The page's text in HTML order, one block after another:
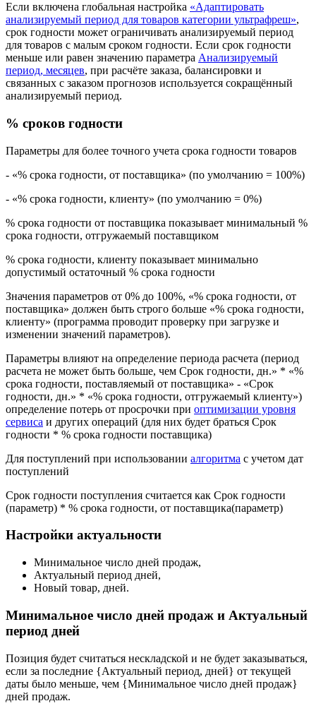
Если включена глобальная настройка «Адаптировать
анализируемый период для товаров категории ультрафреш»,
срок годности может ограничивать анализируемый период
для товаров с малым сроком годности. Если срок годности
меньше или равен значению параметра Анализируемый
период, месяцев, при расчёте заказа, балансировки и
связанных с заказом прогнозов используется сокращённый
анализируемый период.
% сроков годности
Параметры для более точного учета срока годности товаров
- «% срока годности, от поставщика» (по умолчанию = 100%)
- «% срока годности, клиенту» (по умолчанию = 0%)
% срока годности от поставщика показывает минимальный %
срока годности, отгружаемый поставщиком
% срока годности, клиенту показывает минимально
допустимый остаточный % срока годности
Значения параметров от 0% до 100%, «% срока годности, от
поставщика» должен быть строго больше «% срока годности,
клиенту» (программа проводит проверку при загрузке и
изменении значений параметров).
Параметры влияют на определение периода расчета (период
расчета не может быть больше, чем Срок годности, дн.» * «%
срока годности, поставляемый от поставщика» - «Срок
годности, дн.» * «% срока годности, отгружаемый клиенту»)
определение потерь от просрочки при оптимизации уровня
сервиса и других операций (для них будет браться Срок
годности * % срока годности поставщика)
Для поступлений при использовании алгоритма с учетом дат
поступлений
Срок годности поступления считается как Срок годности
(параметр) * % срока годности, от поставщика(параметр)
Настройки актуальности
Минимальное число дней продаж,
Актуальный период дней,
Новый товар, дней.
Минимальное число дней продаж и Актуальный
период дней
Позиция будет считаться нескладской и не будет заказываться,
если за последние {Актуальный период, дней} от текущей
даты было меньше, чем {Минимальное число дней продаж}
дней продаж.